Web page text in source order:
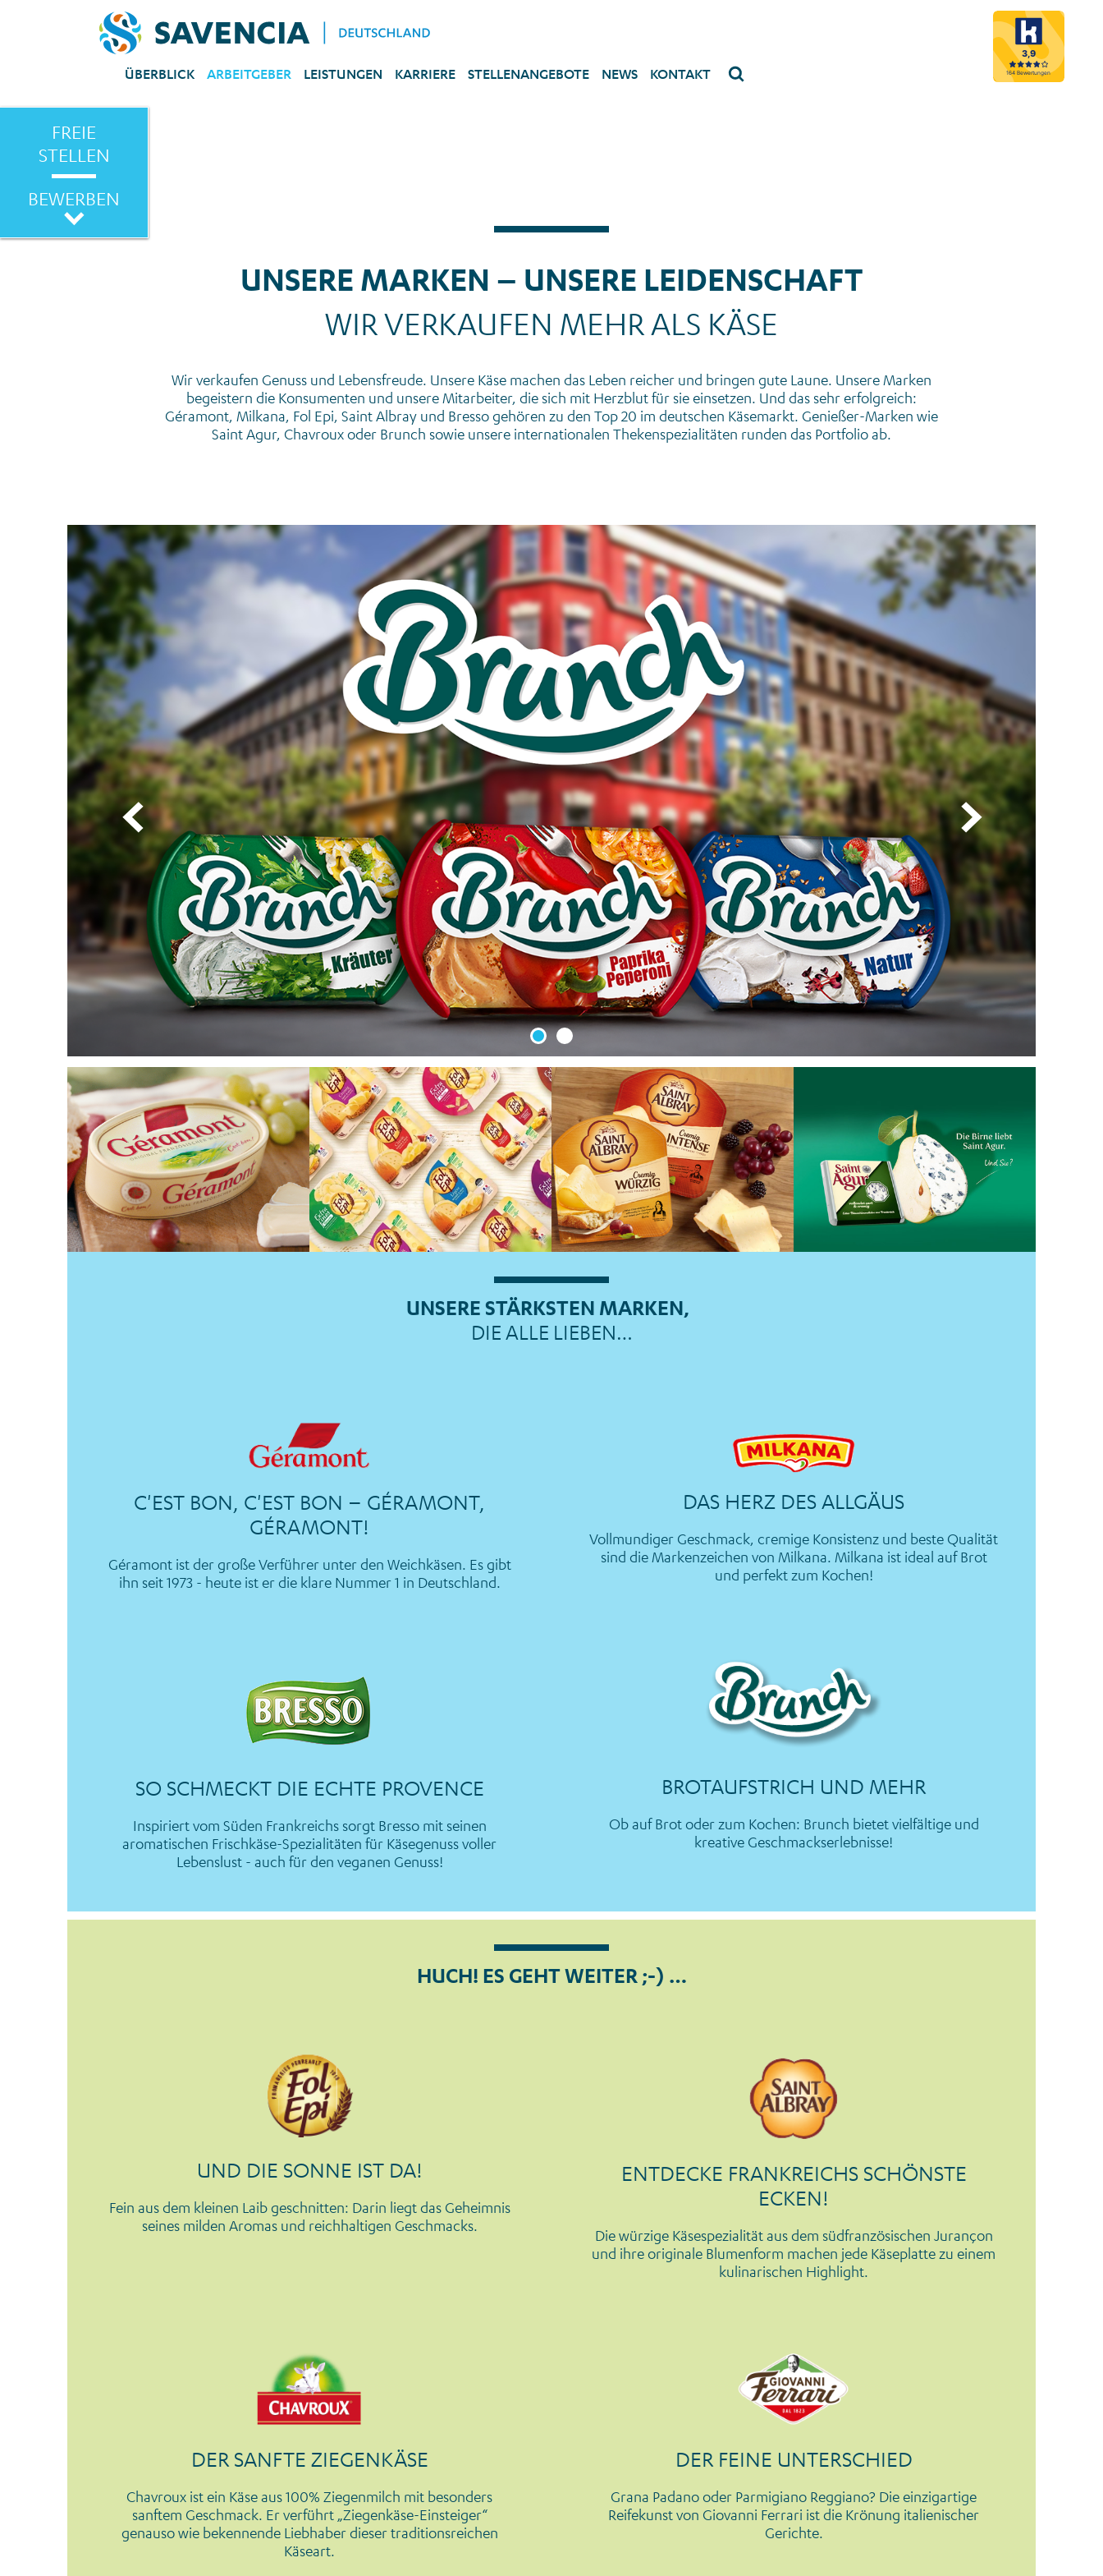
FREIE
STELLEN
BEWERBEN
3,9
164 Bewertungen
ÜBERBLICK ARBEITGEBER LEISTUNGEN KARRIERE STELLENANGEBOTE NEWS KONTAKT
UNSERE MARKEN – UNSERE LEIDENSCHAFT
WIR VERKAUFEN MEHR ALS KÄSE
Wir verkaufen Genuss und Lebensfreude. Unsere Käse machen das Leben reicher und bringen gute Laune. Unsere Marken
begeistern die Konsumenten und unsere Mitarbeiter, die sich mit Herzblut für sie einsetzen. Und das sehr erfolgreich:
Géramont, Milkana, Fol Epi, Saint Albray und Bresso gehören zu den Top 20 im deutschen Käsemarkt. Genießer-Marken wie
Saint Agur, Chavroux oder Brunch sowie unsere internationalen Thekenspezialitäten runden das Portfolio ab.
UNSERE STÄRKSTEN MARKEN,
DIE ALLE LIEBEN…
C'EST BON, C'EST BON – GÉRAMONT,
GÉRAMONT!
Géramont ist der große Verführer unter den Weichkäsen. Es gibt
ihn seit 1973 - heute ist er die klare Nummer 1 in Deutschland.
DAS HERZ DES ALLGÄUS
Vollmundiger Geschmack, cremige Konsistenz und beste Qualität
sind die Markenzeichen von Milkana. Milkana ist ideal auf Brot
und perfekt zum Kochen!
SO SCHMECKT DIE ECHTE PROVENCE
Inspiriert vom Süden Frankreichs sorgt Bresso mit seinen
aromatischen Frischkäse-Spezialitäten für Käsegenuss voller
Lebenslust - auch für den veganen Genuss!
BROTAUFSTRICH UND MEHR
Ob auf Brot oder zum Kochen: Brunch bietet vielfältige und
kreative Geschmackserlebnisse!
HUCH! ES GEHT WEITER ;-) …
UND DIE SONNE IST DA!
Fein aus dem kleinen Laib geschnitten: Darin liegt das Geheimnis
seines milden Aromas und reichhaltigen Geschmacks.
ENTDECKE FRANKREICHS SCHÖNSTE
ECKEN!
Die würzige Käsespezialität aus dem südfranzösischen Jurançon
und ihre originale Blumenform machen jede Käseplatte zu einem
kulinarischen Highlight.
DER SANFTE ZIEGENKÄSE
Chavroux ist ein Käse aus 100% Ziegenmilch mit besonders
sanftem Geschmack. Er verführt „Ziegenkäse-Einsteiger“
genauso wie bekennende Liebhaber dieser traditionsreichen
Käseart.
DER FEINE UNTERSCHIED
Grana Padano oder Parmigiano Reggiano? Die einzigartige
Reifekunst von Giovanni Ferrari ist die Krönung italienischer
Gerichte.